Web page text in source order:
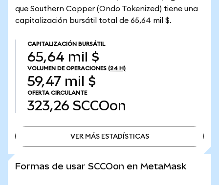
que Southern Copper (Ondo Tokenized) tiene una
capitalización bursátil total de 65,64 mil $.
CAPITALIZACIÓN BURSÁTIL
65,64 mil $
VOLUMEN DE OPERACIONES (24 H)
59,47 mil $
OFERTA CIRCULANTE
323,26 SCCOon
VER MÁS ESTADÍSTICAS
Formas de usar SCCOon en MetaMask